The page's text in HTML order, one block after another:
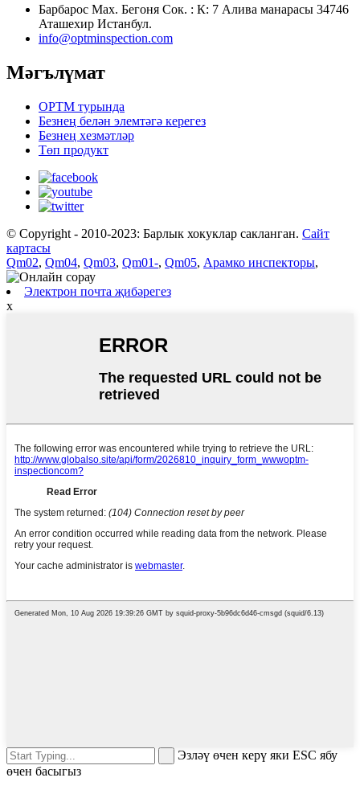
Барбарос Мах. Бегоня Сок. : К: 7 Алива манарасы 34746
Аташехир Истанбул.
info@optminspection.com
Мәгълүмат
OPTM турында
Безнең белән элемтәгә керегез
Безнең хезмәтләр
Төп продукт
© Copyright - 2010-2023: Барлык хокуклар сакланган. Сайт
картасы
Qm02, Qm04, Qm03, Qm01-, Qm05, Арамко инспекторы,
Электрон почта җибәрегез
x
Эзләү өчен керү яки ESC ябу
өчен басыгыз